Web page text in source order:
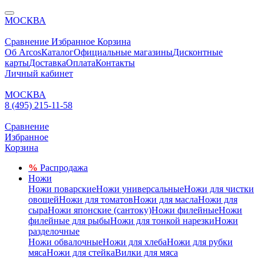
МОСКВА
Сравнение Избранное Корзина
Об ArcosКаталогОфициальные магазиныДисконтные
картыДоставкаОплатаКонтакты
Личный кабинет
МОСКВА
8 (495) 215-11-58
Сравнение
Избранное
Корзина
% Распродажа
Ножи
Ножи поварскиеНожи универсальныеНожи для чистки
овощейНожи для томатовНожи для маслаНожи для
сыраНожи японские (сантоку)Ножи филейныеНожи
филейные для рыбыНожи для тонкой нарезкиНожи
разделочные
Ножи обвалочныеНожи для хлебаНожи для рубки
мясаНожи для стейкаВилки для мяса